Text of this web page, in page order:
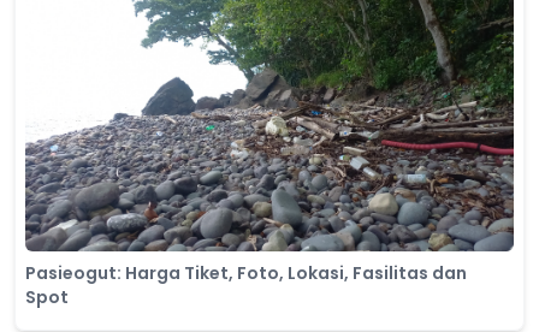
Pasieogut: Harga Tiket, Foto, Lokasi, Fasilitas dan
Spot